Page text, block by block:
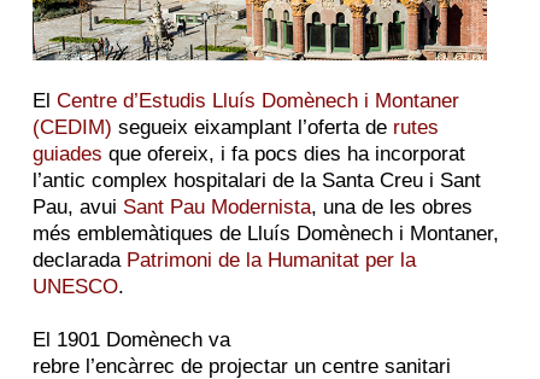
El Centre d’Estudis Lluís Domènech i Montaner
(CEDIM) segueix eixamplant l’oferta derutes
guiades que ofereix, i fa pocs dies ha incorporat
l’antic complex hospitalari de la Santa Creu i Sant
Pau, avui Sant Pau Modernista, una de les obres
més emblemàtiques de Lluís Domènech i Montaner,
declarada Patrimoni de la Humanitat per la
UNESCO.
El 1901 Domènech va
rebre l’encàrrec de projectar un centre sanitari